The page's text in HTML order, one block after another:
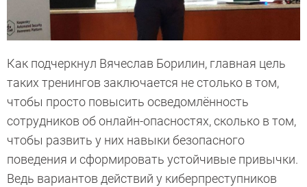
Как подчеркнул Вячеслав Борилин, главная цель
таких тренингов заключается не столько в том,
чтобы просто повысить осведомлённость
сотрудников об онлайн-опасностях, сколько в том,
чтобы развить у них навыки безопасного
поведения и сформировать устойчивые привычки.
Ведь вариантов действий у киберпреступников